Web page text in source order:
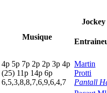
Musique
Jockey
4p 5p 7p 2p 2p 3p 4p
(25) 11p 14p 6p
6,5,3,8,8,7,6,9,6,4,7
Martin
Protti
Pantall